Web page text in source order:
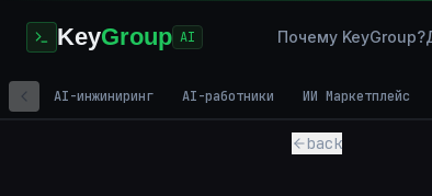
KeyGroup AI Почему KeyGroup?
AI-инжиниринг AI-работники ИИ Маркетплейс
back